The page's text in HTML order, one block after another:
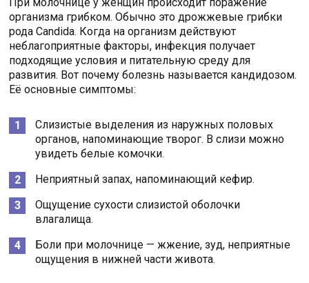
При молочнице у женщин происходит поражение
организма грибком. Обычно это дрожжевые грибки
рода Candida. Когда на организм действуют
неблагоприятные факторы, инфекция получает
подходящие условия и питательную среду для
развития. Вот почему болезнь называется кандидозом.
Её основные симптомы:
Слизистые выделения из наружных половых
органов, напоминающие творог. В слизи можно
увидеть белые комочки.
Неприятный запах, напоминающий кефир.
Ощущение сухости слизистой оболочки
влагалища.
Боли при молочнице — жжение, зуд, неприятные
ощущения в нижней части живота.